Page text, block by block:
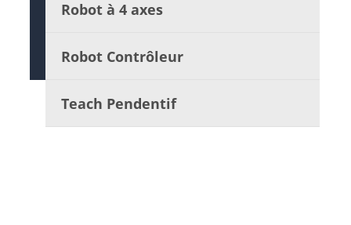
Robot à 4 axes
Robot Contrôleur
Teach Pendentif